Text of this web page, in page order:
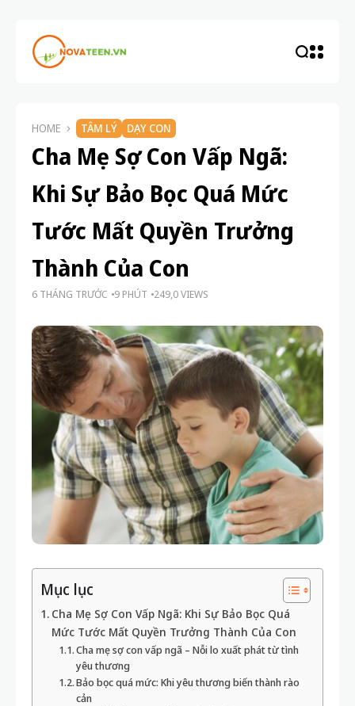
HOME TÂM LÝ DẠY CON
Cha Mẹ Sợ Con Vấp Ngã:
Khi Sự Bảo Bọc Quá Mức
Tước Mất Quyền Trưởng
Thành Của Con
6 THÁNG TRƯỚC 9 PHÚT 249,0 VIEWS
Mục lục
Cha Mẹ Sợ Con Vấp Ngã: Khi Sự Bảo Bọc Quá
Mức Tước Mất Quyền Trưởng Thành Của Con
Cha mẹ sợ con vấp ngã – Nỗi lo xuất phát từ tình
yêu thương
Bảo bọc quá mức: Khi yêu thương biến thành rào
cản